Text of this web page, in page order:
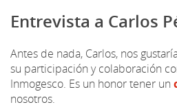
Entrevista a Carlos
Antes de nada, Carlos, nos
su participación y colaboración
Inmogesco. Es un honor tener un
nosotros.